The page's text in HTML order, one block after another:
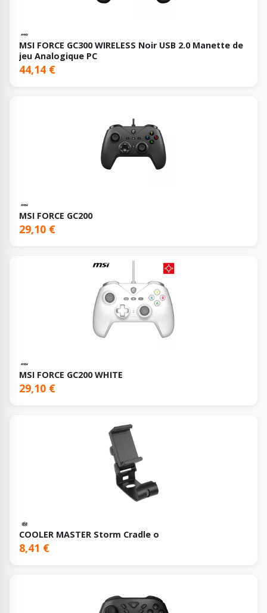
MSI FORCE GC300 WIRELESS Noir USB 2.0 Manette de
jeu Analogique PC
44,14 €
MSI FORCE GC200
29,10 €
MSI FORCE GC200 WHITE
29,10 €
COOLER MASTER Storm Cradle o
8,41 €